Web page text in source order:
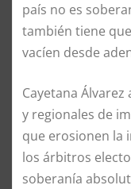
país no es
también tiene
vacíen desde
Cayetana
y regionales de
que erosionen la
los árbitros
soberanía